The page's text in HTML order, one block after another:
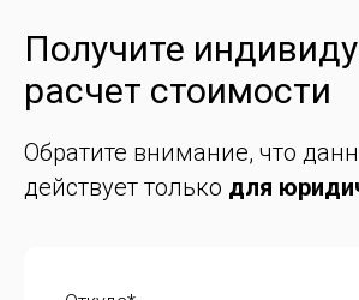
Получите
расчет стоимости
Обратите внимание, что
действует только для